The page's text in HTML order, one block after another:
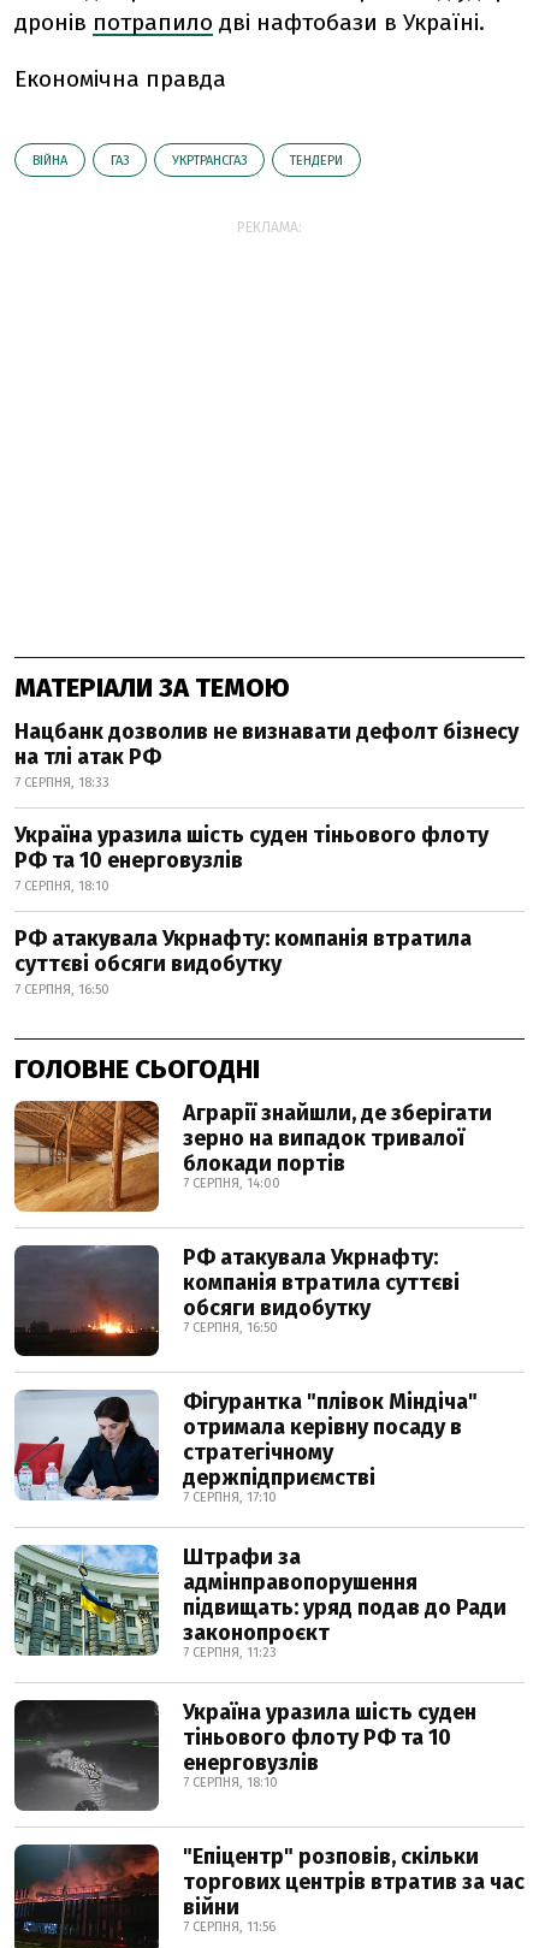
дронів потрапило дві нафтобази в Україні.
Економічна правда
ВІЙНА ГАЗ УКРТРАНСГАЗ ТЕНДЕРИ
РЕКЛАМА:
МАТЕРІАЛИ ЗА ТЕМОЮ
Нацбанк дозволив не визнавати дефолт бізнесу
на тлі атак РФ
7 СЕРПНЯ, 18:33
Україна уразила шість суден тіньового флоту
РФ та 10 енерговузлів
7 СЕРПНЯ, 18:10
РФ атакувала Укрнафту: компанія втратила
суттєві обсяги видобутку
7 СЕРПНЯ, 16:50
ГОЛОВНЕ СЬОГОДНІ
Аграрії знайшли, де зберігати
зерно на випадок тривалої
блокади портів
7 СЕРПНЯ, 14:00
РФ атакувала Укрнафту:
компанія втратила суттєві
обсяги видобутку
7 СЕРПНЯ, 16:50
Фігурантка "плівок Міндіча"
отримала керівну посаду в
стратегічному
держпідприємстві
7 СЕРПНЯ, 17:10
Штрафи за
адмінправопорушення
підвищать: уряд подав до Ради
законопроєкт
7 СЕРПНЯ, 11:23
Україна уразила шість суден
тіньового флоту РФ та 10
енерговузлів
7 СЕРПНЯ, 18:10
"Епіцентр" розповів, скільки
торгових центрів втратив за час
війни
7 СЕРПНЯ, 11:56